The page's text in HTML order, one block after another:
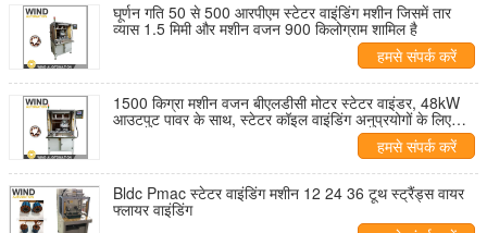
घूर्णन गति 50 से 500 आरपीएम स्टेटर वाइंडिंग मशीन जिसमें तार
व्यास 1.5 मिमी और मशीन वजन 900 किलोग्राम शामिल है
हमसे संपर्क करें
1500 किग्रा मशीन वजन बीएलडीसी मोटर स्टेटर वाइंडर, 48kW
आउटपुट पावर के साथ, स्टेटर कॉइल वाइंडिंग अनुप्रयोगों के लिए
हमसे संपर्क करें
Bldc Pmac स्टेटर वाइंडिंग मशीन 12 24 36 टूथ स्ट्रैंड्स वायर
फ्लायर वाइंडिंग